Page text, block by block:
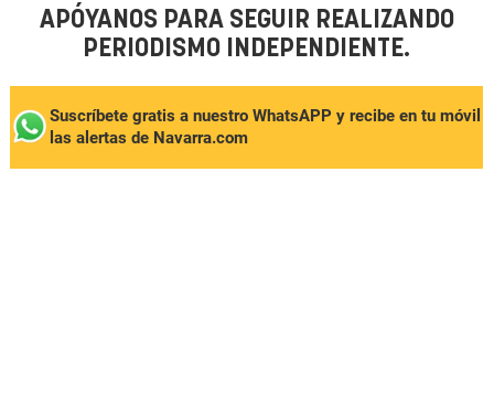
APÓYANOS PARA SEGUIR REALIZANDO
PERIODISMO INDEPENDIENTE.
Suscríbete gratis a nuestro WhatsAPP y recibe en tu móvil
las alertas de Navarra.com